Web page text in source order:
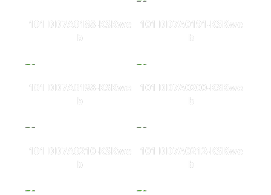
101 DD7A0188-KSKwe
b
101 DD7A0191-KSKwe
b
101 DD7A0198-KSKwe
b
101 DD7A0200-KSKwe
b
101 DD7A0210-KSKwe
b
101 DD7A0212-KSKwe
b